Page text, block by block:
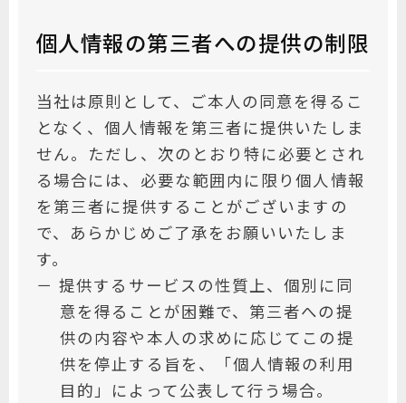
個人情報の第三者への提供の制限
当社は原則として、ご本人の同意を得るこ
となく、個人情報を第三者に提供いたしま
せん。ただし、次のとおり特に必要とされ
る場合には、必要な範囲内に限り個人情報
を第三者に提供することがございますの
で、あらかじめご了承をお願いいたしま
す。
－ 提供するサービスの性質上、個別に同
意を得ることが困難で、第三者への提
供の内容や本人の求めに応じてこの提
供を停止する旨を、「個人情報の利用
目的」によって公表して行う場合。